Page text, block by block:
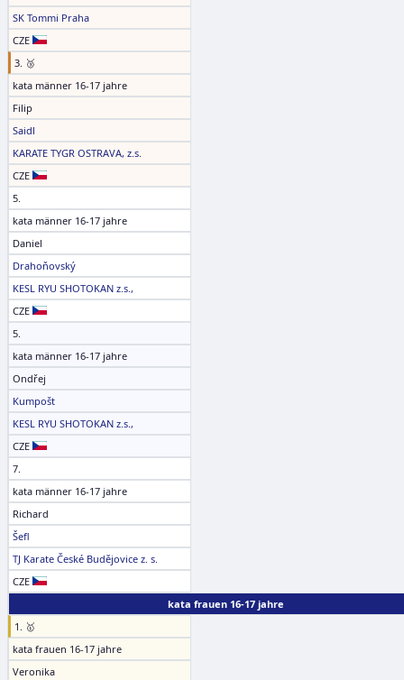
SK Tommi Praha
CZE
3. 🥉
kata männer 16-17 jahre
Filip
Saidl
KARATE TYGR OSTRAVA, z.s.
CZE
5.
kata männer 16-17 jahre
Daniel
Drahoňovský
KESL RYU SHOTOKAN z.s.,
CZE
5.
kata männer 16-17 jahre
Ondřej
Kumpošt
KESL RYU SHOTOKAN z.s.,
CZE
7.
kata männer 16-17 jahre
Richard
Šefl
TJ Karate České Budějovice z. s.
CZE
kata frauen 16-17 jahre
1. 🥇
kata frauen 16-17 jahre
Veronika